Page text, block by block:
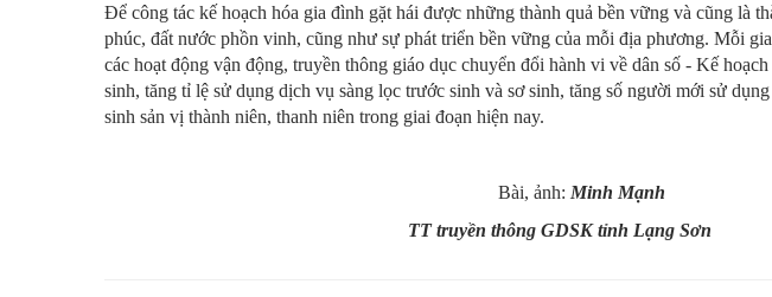
Để công tác kế hoạch hóa gia đình gặt hái được những thành quả bền vững và cũng là
phúc, đất nước phồn vinh, cũng như sự phát triển bền vững của mỗi địa phương. Mỗi
các hoạt động vận động, truyền thông giáo dục chuyển đổi hành vi về dân số - Kế
sinh, tăng tỉ lệ sử dụng dịch vụ sàng lọc trước sinh và sơ sinh, tăng số người mới sử
sinh sản vị thành niên, thanh niên trong giai đoạn hiện nay.
Bài, ảnh: Minh Mạnh
TT truyền thông GDSK tỉnh Lạng Sơn